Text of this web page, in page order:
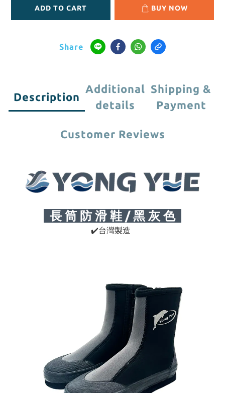
ADD TO CART BUY NOW
Share
Description
Additional
details
Shipping &
Payment
Customer Reviews
長 筒 防 滑 鞋 / 黑 灰 色
✔台灣製造